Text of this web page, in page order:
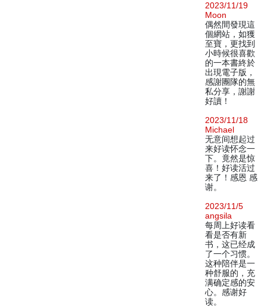
2023/11/19
Moon
偶然間發現這
個網站，如獲
至寶，更找到
小時候很喜歡
的一本書終於
出現電子版，
感謝團隊的無
私分享，謝謝
好讀！
2023/11/18
Michael
无意间想起过
来好读怀念一
下。竟然是惊
喜！好读活过
来了！感恩 感
谢。
2023/11/5
angsila
每周上好读看
看是否有新
书，这已经成
了一个习惯。
这种陪伴是一
种舒服的，充
满确定感的安
心。感谢好
读。